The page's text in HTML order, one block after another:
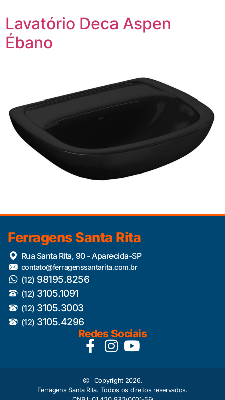
Lavatório Deca Aspen
Ébano
Ferragens Santa Rita
Rua Santa Rita, 90 - Aparecida-SP
contato@ferragenssantarita.com.br
(12) 98195.8256
(12) 3105.1091
(12) 3105.3003
(12) 3105.4296
Redes Sociais
Copyright 2026.
Ferragens Santa Rita. Todos os direitos reservados.